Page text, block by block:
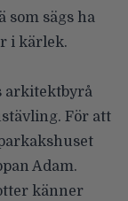
som sägs ha
i kärlek.
arkitektbyrå
För att
Adam.
känner